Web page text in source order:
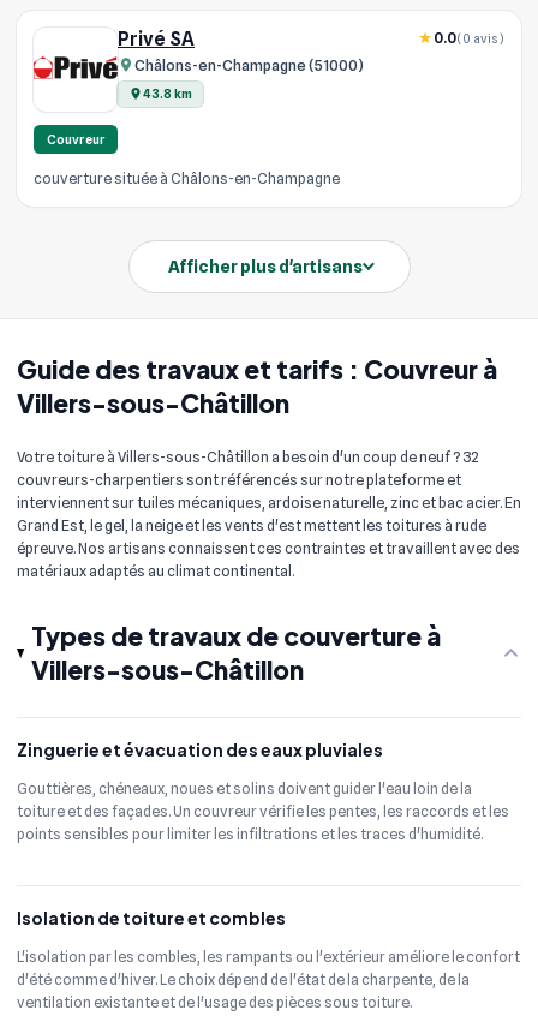
Guide des travaux et tarifs : Couvreur à
Villers-sous-Châtillon
Votre toiture à Villers-sous-Châtillon a besoin d'un coup de neuf ? 32
couvreurs-charpentiers sont référencés sur notre plateforme et
interviennent sur tuiles mécaniques, ardoise naturelle, zinc et bac acier. En
Grand Est, le gel, la neige et les vents d'est mettent les toitures à rude
épreuve. Nos artisans connaissent ces contraintes et travaillent avec des
matériaux adaptés au climat continental.
Types de travaux de couverture à
Villers-sous-Châtillon
Zinguerie et évacuation des eaux pluviales
Gouttières, chéneaux, noues et solins doivent guider l'eau loin de la
toiture et des façades. Un couvreur vérifie les pentes, les raccords et les
points sensibles pour limiter les infiltrations et les traces d'humidité.
Isolation de toiture et combles
L'isolation par les combles, les rampants ou l'extérieur améliore le confort
d'été comme d'hiver. Le choix dépend de l'état de la charpente, de la
ventilation existante et de l'usage des pièces sous toiture.
Privé SA
Châlons-en-Champagne (51000)
43.8 km
0.0(0 avis)
Couvreur
couverture située à Châlons-en-Champagne
Afficher plus d'artisans